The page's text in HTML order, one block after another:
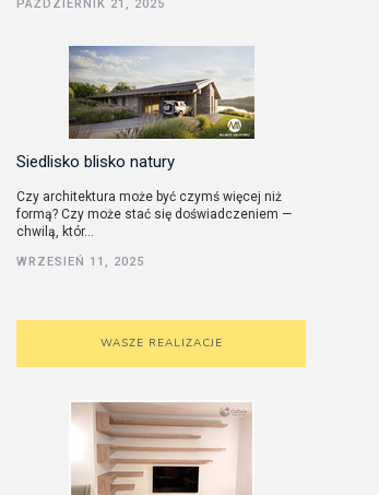
PAŹDZIERNIK 21, 2025
Siedlisko blisko natury
Czy architektura może być czymś więcej niż
formą? Czy może stać się doświadczeniem —
chwilą, któr...
WRZESIEŃ 11, 2025
WASZE REALIZACJE